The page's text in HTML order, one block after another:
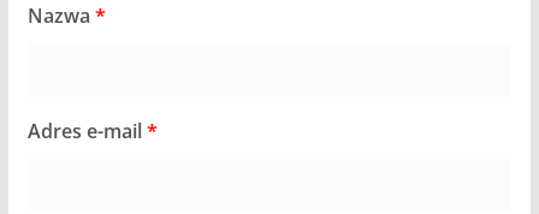
Nazwa *
Adres e-mail*